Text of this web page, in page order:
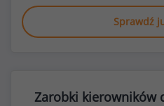
Sprawdź
Zarobki kierowników